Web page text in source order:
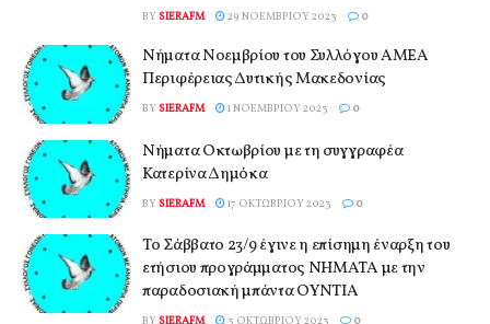
BY SIERAFM 29 ΝΟΕΜΒΡΊΟΥ 2023 0
Νήματα Νοεμβρίου του Συλλόγου ΑΜΕΑ
Περιφέρειας Δυτικής Μακεδονίας
BY SIERAFM 1 ΝΟΕΜΒΡΊΟΥ 2023 0
Νήματα Οκτωβρίου με τη συγγραφέα
Κατερίνα Δημόκα
BY SIERAFM 17 ΟΚΤΩΒΡΊΟΥ 2023 0
Το Σάββατο 23/9 έγινε η επίσημη έναρξη του
ετήσιου προγράμματος ΝΗΜΑΤΑ με την
παραδοσιακή μπάντα ΟΥΝΤΙΑ
BY SIERAFM 3 ΟΚΤΩΒΡΊΟΥ 2023 0